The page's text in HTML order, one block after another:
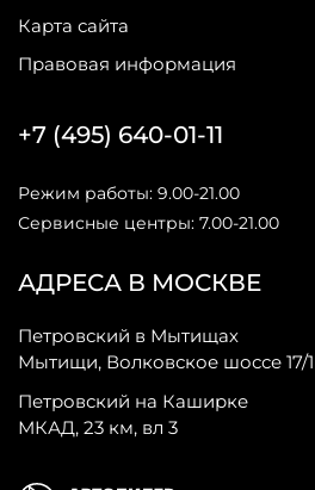
Карта сайта
Правовая информация
АДРЕСА В МОСКВЕ
Петровский в Мытищах
Мытищи, Волковское шоссе 17/1
Петровский на Каширке
МКАД, 23 км, вл 3
+7 (495) 640-01-11
Режим работы: 9.00-21.00
Сервисные центры: 7.00-21.00